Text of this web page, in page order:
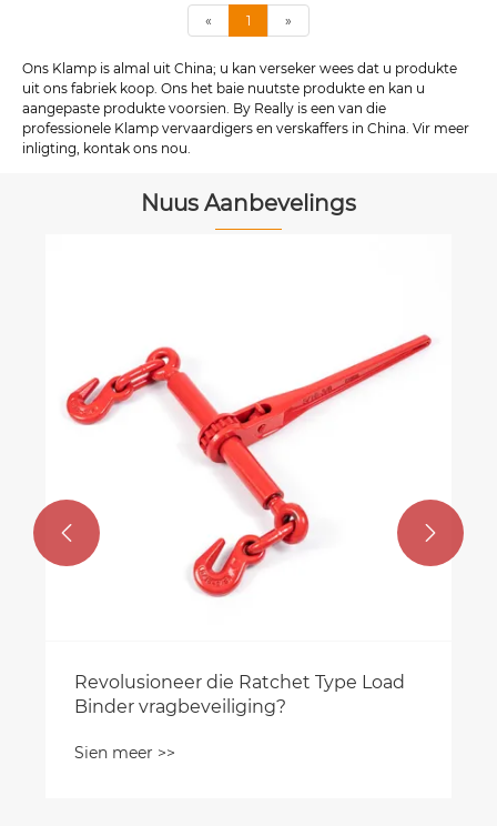
« 1 »
Ons Klamp is almal uit China; u kan verseker wees dat u produkte
uit ons fabriek koop. Ons het baie nuutste produkte en kan u
aangepaste produkte voorsien. By Really is een van die
professionele Klamp vervaardigers en verskaffers in China. Vir meer
inligting, kontak ons ​​nou.
Nuus Aanbevelings
Revolusioneer die Ratchet Type Load
Binder vragbeveiliging?
Sien meer >>
 